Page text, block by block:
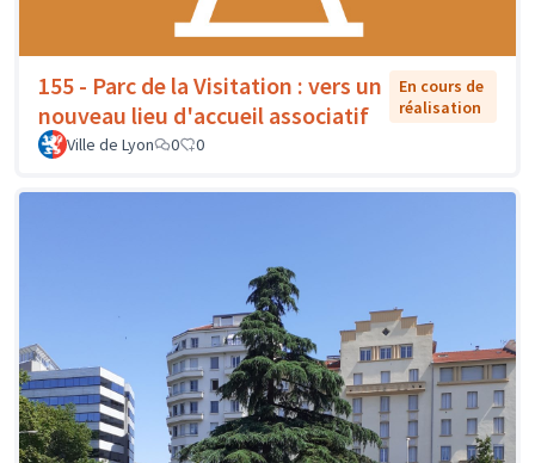
155 - Parc de la Visitation : vers un
nouveau lieu d'accueil associatif
En cours de
réalisation
Ville de Lyon
0 0